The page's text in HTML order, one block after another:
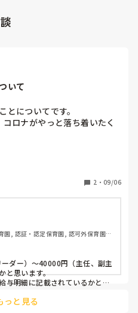
いて
とについてです。
ロナがやっと落ち着いたく
てくれて園長先生が人が集ま
ップの研修は受けてなくて、
の研修を全部を受けまし
の額は変わるんでしょうか。
分を決めて、最大四万円アッ
棒の内訳がわからないです。
は、事務に聞くしかないので
2 ・ 09/06
園, 認証・認定保育園, 認可外保育園,
ダー）〜40000円（主任、副主
と思います。
与明細に記載されているかと思
っと見る